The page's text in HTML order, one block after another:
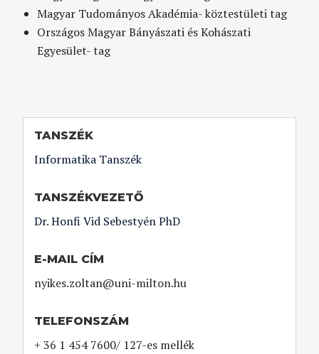
Magyar Tudományos Akadémia- köztestületi tag
Országos Magyar Bányászati és Kohászati
Egyesület- tag
TANSZÉK
Informatika Tanszék
TANSZÉKVEZETŐ
Dr. Honfi Vid Sebestyén PhD
E-MAIL CÍM
nyikes.zoltan@uni-milton.hu
TELEFONSZÁM
+ 36 1 454 7600/ 127-es mellék